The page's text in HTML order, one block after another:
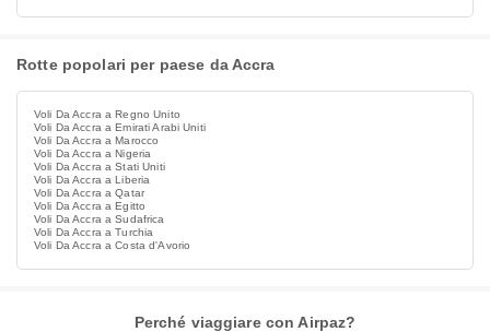
Rotte popolari per paese da Accra
Voli Da Accra a Regno Unito
Voli Da Accra a Emirati Arabi Uniti
Voli Da Accra a Marocco
Voli Da Accra a Nigeria
Voli Da Accra a Stati Uniti
Voli Da Accra a Liberia
Voli Da Accra a Qatar
Voli Da Accra a Egitto
Voli Da Accra a Sudafrica
Voli Da Accra a Turchia
Voli Da Accra a Costa d'Avorio
Perché viaggiare con Airpaz?